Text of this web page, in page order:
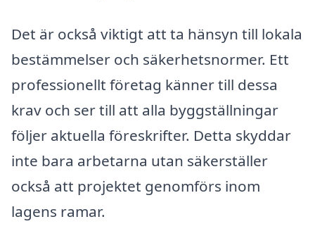
Det är också viktigt att ta hänsyn till lokala
bestämmelser och säkerhetsnormer. Ett
professionellt företag känner till dessa
krav och ser till att alla byggställningar
följer aktuella föreskrifter. Detta skyddar
inte bara arbetarna utan säkerställer
också att projektet genomförs inom
lagens ramar.